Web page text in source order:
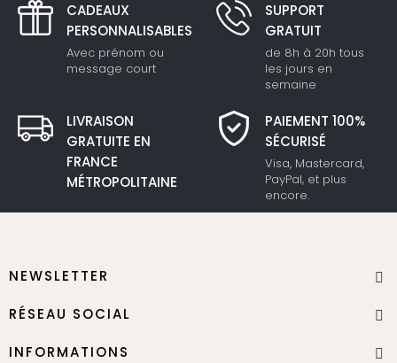
CADEAUX
PERSONNALISABLES
Avec prénom ou
message court
SUPPORT
GRATUIT
de 8h à 20h tous
les jours en
semaine
LIVRAISON
GRATUITE EN
FRANCE
MÉTROPOLITAINE
PAIEMENT 100%
SÉCURISÉ
Visa, Mastercard,
PayPal, et plus
encore.
NEWSLETTER
RÉSEAU SOCIAL
INFORMATIONS